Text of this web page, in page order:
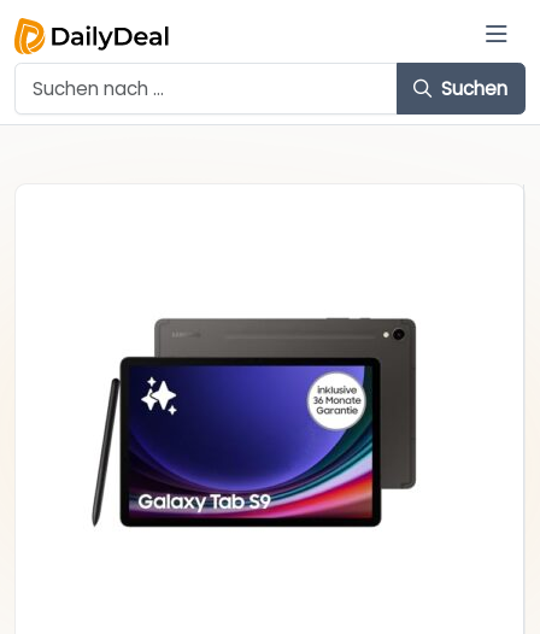
Suchen